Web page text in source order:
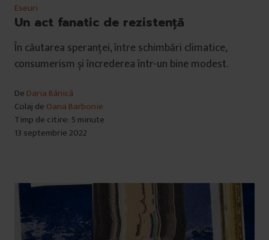
Eseuri
Un act fanatic de rezistență
În căutarea speranței, între schimbări climatice,
consumerism și încrederea într-un bine modest.
De Daria Bănică
Colaj de Oana Barbonie
Timp de citire: 5 minute
13 septembrie 2022